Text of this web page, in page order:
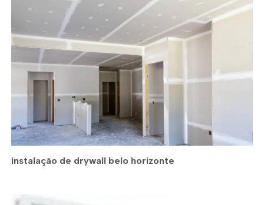
instalação de drywall belo horizonte